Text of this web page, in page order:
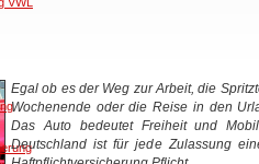
Egal ob es der Weg zur Arbeit, die
Wochenende oder die Reise in den
Das Auto bedeutet Freiheit und
Deutschland ist für jede Zulassung